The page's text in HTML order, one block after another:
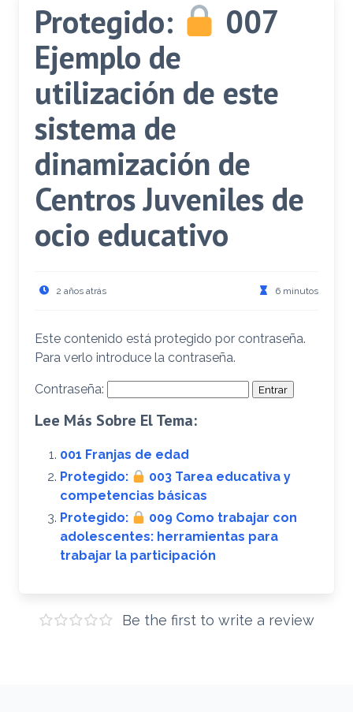
Protegido:
007
Ejemplo de
utilización de este
sistema de
dinamización de
Centros Juveniles de
ocio educativo
2 años atrás 6 minutos
Este contenido está protegido por contraseña.
Para verlo introduce la contraseña.
Contraseña:
Lee Más Sobre El Tema:
001 Franjas de edad
Protegido:
003 Tarea educativa y
competencias básicas
Protegido:
009 Como trabajar con
adolescentes: herramientas para
trabajar la participación
Be the first to write a review